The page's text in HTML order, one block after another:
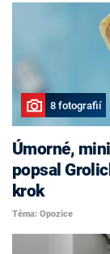
8 fotografií
Úmorné,
popsal
krok
Téma: Opozice